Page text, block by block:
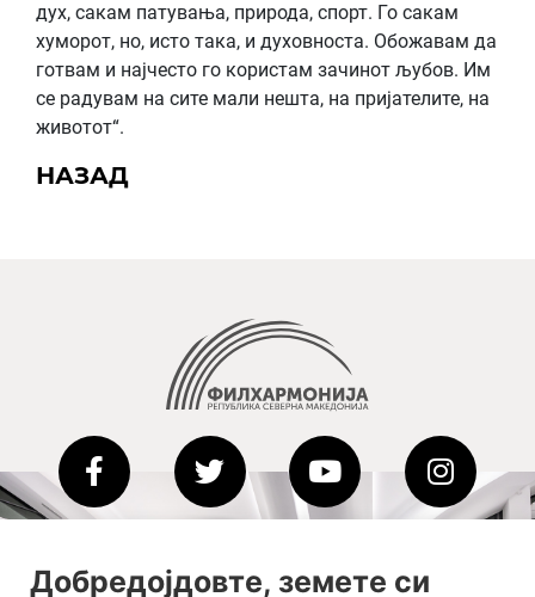
дух, сакам патувања, природа, спорт. Го сакам
хуморот, но, исто така, и духовноста. Обожавам да
готвам и најчесто го користам зачинот љубов. Им
се радувам на сите мали нешта, на пријателите, на
животот“.
НАЗАД
2020-09-01_argument!
Добредојдовте, земете си